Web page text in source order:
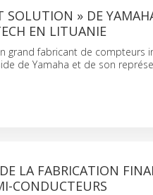
SOLUTION » DE
EN LITUANIE
grand fabricant de compteurs
de Yamaha et de son
LA FABRICATION
CONDUCTEURS